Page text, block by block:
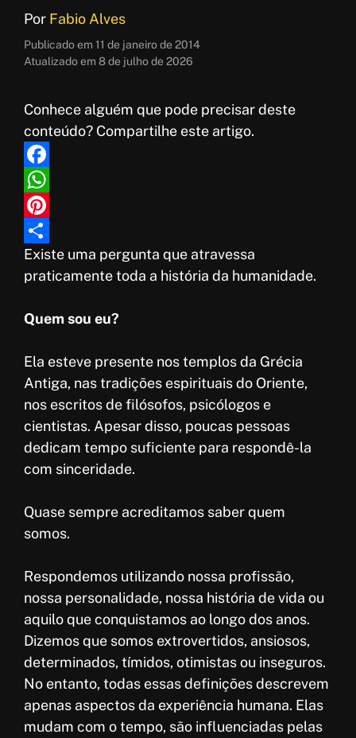
Por Fabio Alves
Publicado em 11 de janeiro de 2014
Atualizado em 8 de julho de 2026
Conhece alguém que pode precisar deste
conteúdo? Compartilhe este artigo.
F
a
c
e
b
k
W
h
a
t
p
p
P
i
n
r
e
s
t
S
h
e
Existe uma pergunta que atravessa
praticamente toda a história da humanidade.
Quem sou eu?
Ela esteve presente nos templos da Grécia
Antiga, nas tradições espirituais do Oriente,
nos escritos de filósofos, psicólogos e
cientistas. Apesar disso, poucas pessoas
dedicam tempo suficiente para respondê-la
com sinceridade.
Quase sempre acreditamos saber quem
somos.
Respondemos utilizando nossa profissão,
nossa personalidade, nossa história de vida ou
aquilo que conquistamos ao longo dos anos.
Dizemos que somos extrovertidos, ansiosos,
determinados, tímidos, otimistas ou inseguros.
No entanto, todas essas definições descrevem
apenas aspectos da experiência humana. Elas
mudam com o tempo, são influenciadas pelas